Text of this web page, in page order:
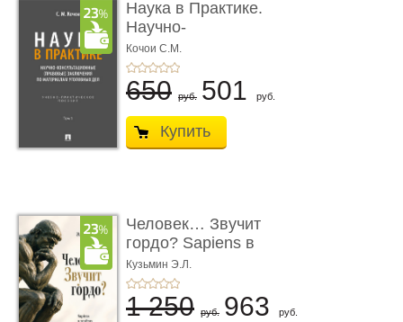
Наука в Практике.
Научно-
консультационные (пра
...
Кочои С.М.
650 руб. 501 руб.
Купить
Человек… Звучит
гордо? Sapiens в
тенётах социума � ...
Кузьмин Э.Л.
1 250 руб. 963 руб.